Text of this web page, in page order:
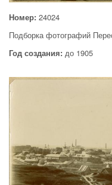
Номер: 24024
Подборка фотографий
Год создания: до 1905